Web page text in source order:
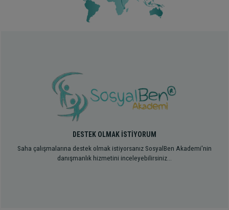
DESTEK OLMAK İSTİYORUM
Saha çalışmalarına destek olmak istiyorsanız SosyalBen Akademi'nin
danışmanlık hizmetini inceleyebilirsiniz...